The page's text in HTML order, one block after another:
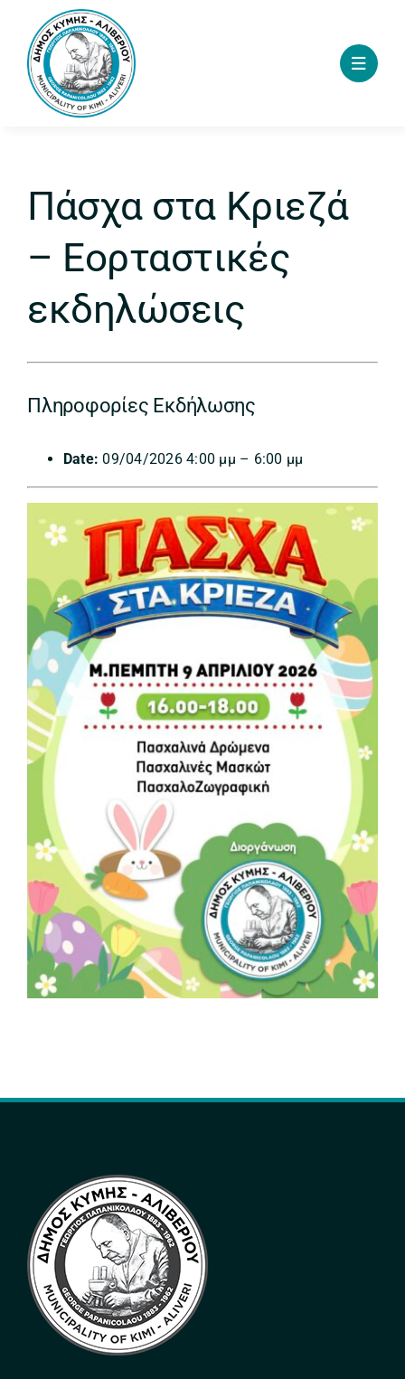
content
Πάσχα στα Κριεζά
– Εορταστικές
εκδηλώσεις
Πληροφορίες Εκδήλωσης
Date: 09/04/2026 4:00 μμ – 6:00 μμ